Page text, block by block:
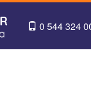
0 544 324